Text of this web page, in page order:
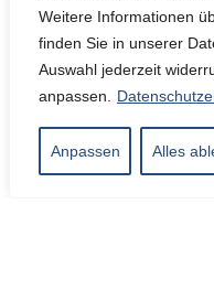
Weitere Informationen
finden Sie in unserer
Auswahl jederzeit
anpassen.
Anpassen Alles
Seit Februar 2025
Schule Sethweg!